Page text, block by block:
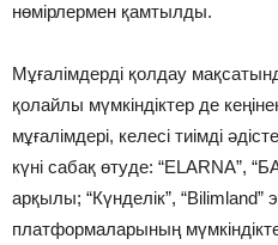
нөмірлермен қамтылды.
Мұғалімдерді қолдау
қолайлы мүмкіндіктер де
мұғалімдері, келесі тиімді
күні сабақ өтуде: “ELARNA”,
арқылы; “Күнделік”, “Bilimland”
платформаларының